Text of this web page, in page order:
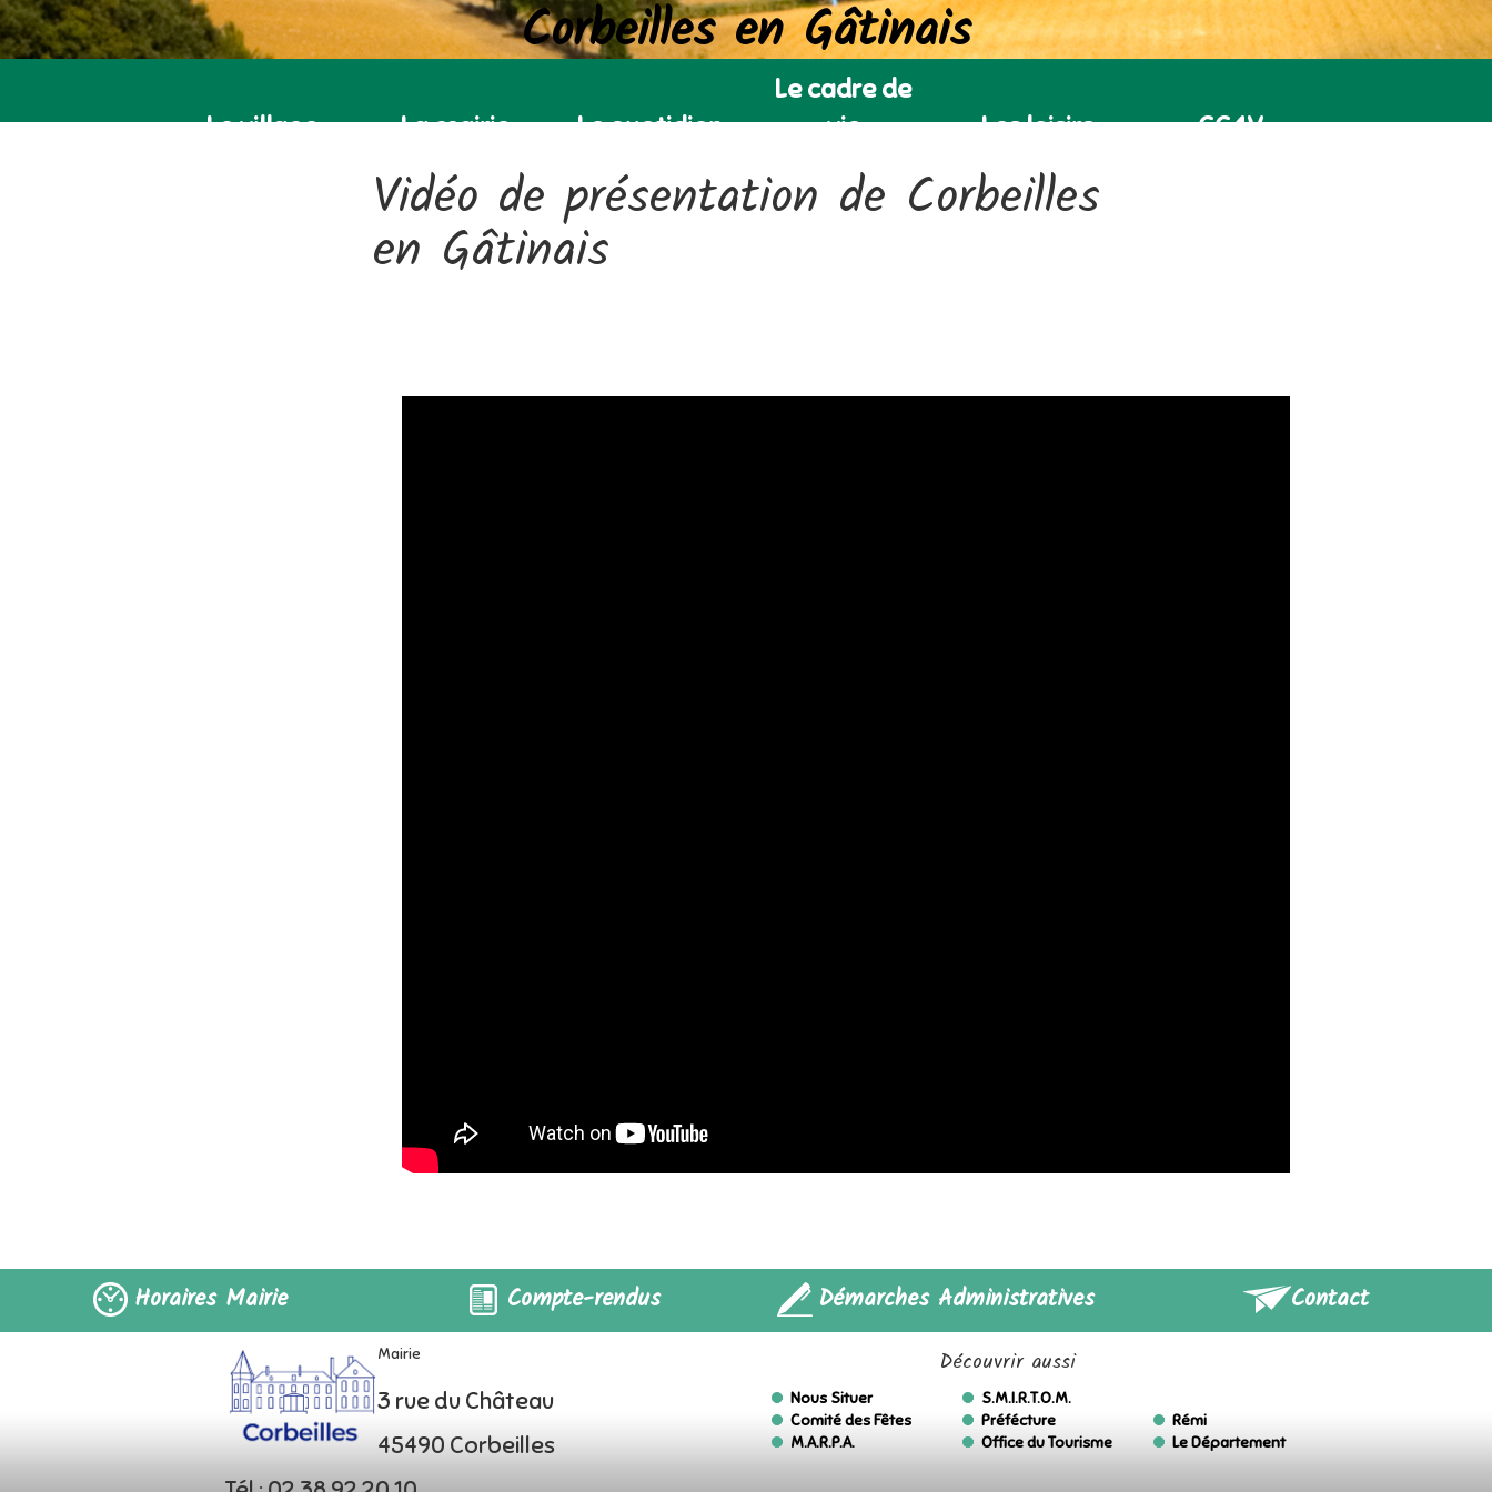
Corbeilles en Gâtinais
Le village La mairie Le quotidien
Le cadre de
vie
Les loisirs CC4V
Vidéo de présentation de Corbeilles
en Gâtinais
Horaires Mairie Compte-rendus Démarches Administratives Contact
Mairie
3 rue du Château
45490 Corbeilles
Découvrir aussi
Nous Situer
Comité des Fêtes
M.A.R.P.A.
S.M.I.R.T.O.M.
Préfécture
Office du Tourisme
Rémi
Le Département